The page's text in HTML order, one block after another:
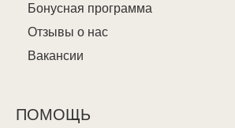
Бонусная программа
Отзывы о нас
Вакансии
ПОМОЩЬ